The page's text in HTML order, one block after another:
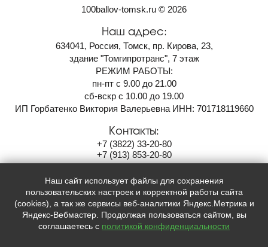
100ballov-tomsk.ru © 2026
Наш адрес:
634041, Россия, Томск, пр. Кирова, 23,
здание "Томгипротранс", 7 этаж
РЕЖИМ РАБОТЫ:
пн-пт с 9.00 до 21.00
сб-вскр с 10.00 до 19.00
ИП Горбатенко Виктория Валерьевна ИНН: 701718119660
Контакты:
+7 (3822) 33-20-80
+7 (913) 853-20-80
Мы в социальных сетях:
 
Наш сайт использует файлы для сохранения
пользовательских настроек и корректной работы сайта
(cookies), а так же сервисы веб-аналитики Яндекс.Метрика и
Яндекс-Вебмастер. Продолжая пользоваться сайтом, вы
соглашаетесь с политикой конфиденциальности